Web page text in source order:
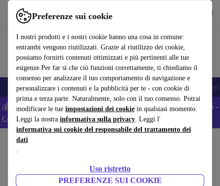
Preferenze sui cookie
I nostri prodotti e i nostri cookie hanno una cosa in comune:
entrambi vengono riutilizzati. Grazie al riutilizzo dei cookie,
possiamo fornirti contenuti ottimizzati e più pertinenti alle tue
esigenze.Per far sì che ciò funzioni correttamente, ti chiediamo il
consenso per analizzare il tuo comportamento di navigazione e
personalizzare i contenuti e la pubblicità per te - con cookie di
prima e terza parte. Naturalmente, solo con il tuo consenso. Potrai
modificare le tue impostazioni dei cookie in qualsiasi momento.
Leggi la nostra informativa sulla privacy. Leggi l'
informativa sui cookie del responsabile del trattamento dei
dati
.
Uso ristretto
PREFERENZE SUI COOKIE
Usa refurbed in modo rapido e semplice
🎒 Back to school Smartphone Portatili Tablet Smartwatch
💰 Extra -5% su tutti gli smartphone Android - Codice: ANDROID5 -
Condizioni
Home
Norman Mailer. MoonFire. edizione per il
50º anniversario